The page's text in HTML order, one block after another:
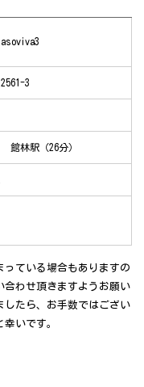
3
館林駅（26分）
ている場合もありますの
合わせ頂きますようお願い
したら、お手数ではござい
いです。